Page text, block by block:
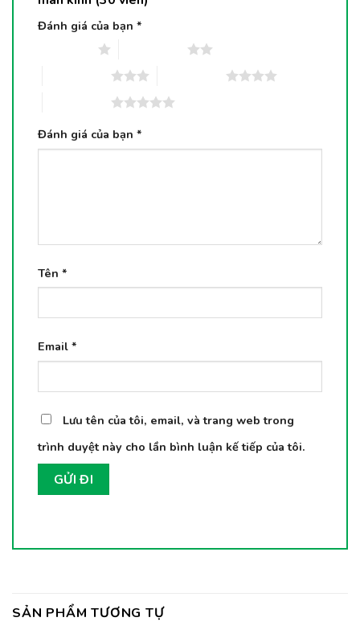
Đánh giá của bạn *
Đánh giá của bạn *
Tên *
Email *
Lưu tên của tôi, email, và trang web trong
trình duyệt này cho lần bình luận kế tiếp của tôi.
SẢN PHẨM TƯƠNG TỰ